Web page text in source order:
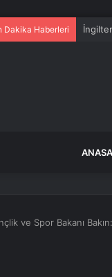
Dakika Haberleri
ve Spor Bakanı